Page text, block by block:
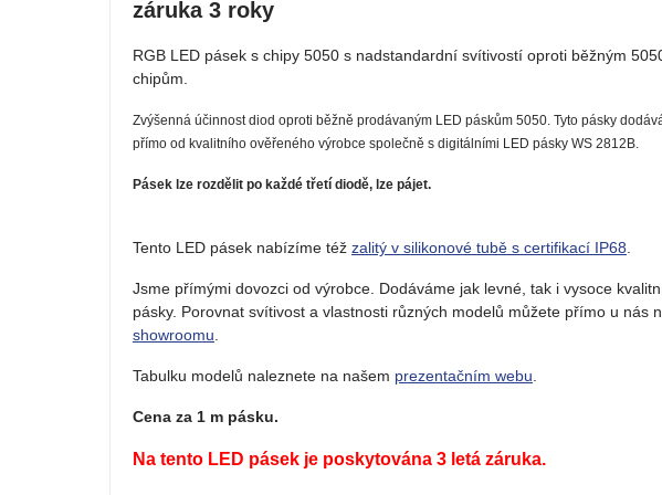
záruka 3 roky
RGB LED pásek s chipy 5050 s nadstandardní svítivostí oproti běžným
chipům.
Zvýšenná účinnost diod oproti běžně prodávaným LED páskům 5050. Tyto pásky
přímo od kvalitního ověřeného výrobce společně s digitálními LED pásky WS 2812B.
Pásek lze rozdělit po každé třetí diodě, lze pájet.
Tento LED pásek nabízíme též zalitý v silikonové tubě s certifikací IP68
Jsme přímými dovozci od výrobce. Dodáváme jak levné, tak i vysoce
pásky. Porovnat svítivost a vlastnosti různých modelů můžete přímo u nás
showroomu
Tabulku modelů naleznete na našem prezentačním webu
Cena za 1 m pásku.
Na tento LED pásek je poskytována 3 letá záruka.